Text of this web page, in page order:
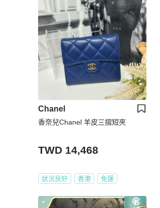
Chanel
香奈兒Chanel 羊皮三摺短夾
TWD 14,468
狀況良好 香港 免運